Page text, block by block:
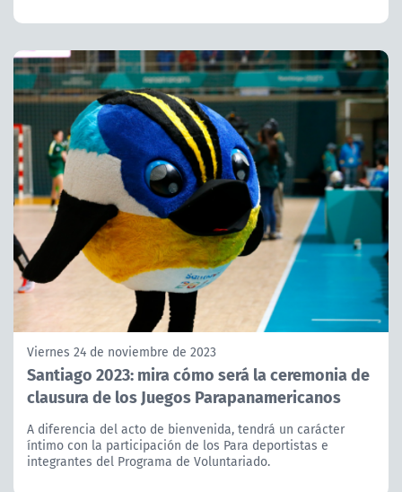
Viernes 24 de noviembre de 2023
Santiago 2023: mira cómo será la ceremonia de
clausura de los Juegos Parapanamericanos
A diferencia del acto de bienvenida, tendrá un carácter
íntimo con la participación de los Para deportistas e
integrantes del Programa de Voluntariado.